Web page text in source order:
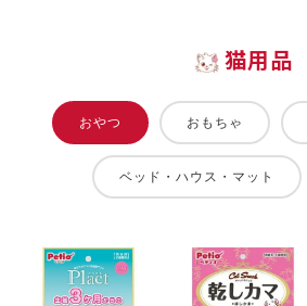
猫用品
おやつ おもちゃ
ベッド・ハウス・マット